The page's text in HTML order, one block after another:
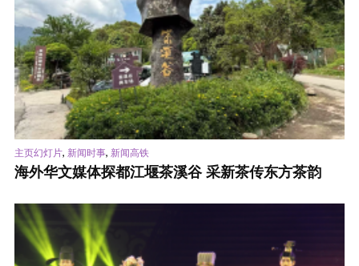
主页幻灯片, 新闻时事, 新闻高铁
海外华文媒体探都江堰茶溪谷 采新茶传东方茶韵